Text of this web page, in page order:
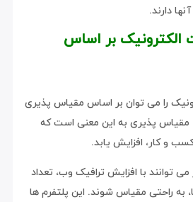
دارند.
الکترونیک بر اساس
را می توان بر اساس مقیاس پذیری
مقیاس پذیری به این معنی است که
و کار، افزایش یابد.
توانند با افزایش ترافیک وب، تعداد
به راحتی مقیاس شوند. این پلتفرم ها